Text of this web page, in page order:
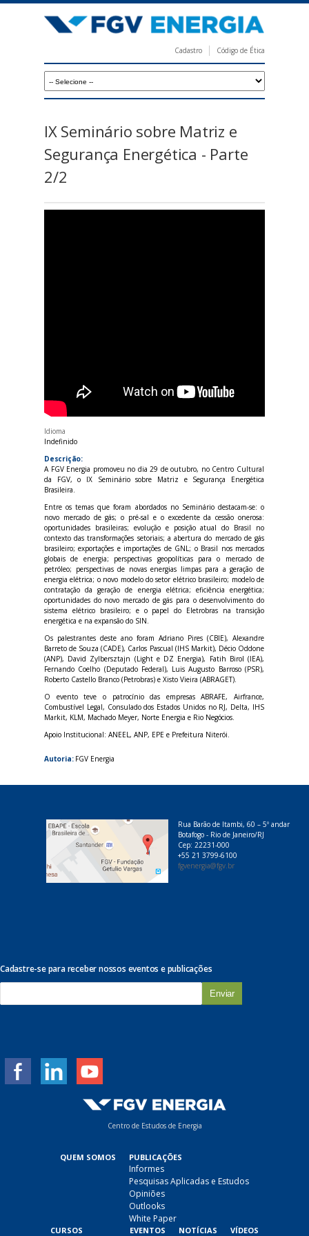
para
principal
V
e
r
g
Cadastro Código de Ética
IX Seminário sobre Matriz e
Segurança Energética - Parte
2/2
Idioma
Indefinido
Descrição:
A FGV Energia promoveu no dia 29 de outubro, no Centro Cultural
da FGV, o IX Seminário sobre Matriz e Segurança Energética
Brasileira.
Entre os temas que foram abordados no Seminário destacam-se: o
novo mercado de gás; o pré-sal e o excedente da cessão onerosa:
oportunidades brasileiras; evolução e posição atual do Brasil no
contexto das transformações setoriais; a abertura do mercado de gás
brasileiro; exportações e importações de GNL; o Brasil nos mercados
globais de energia; perspectivas geopolíticas para o mercado de
petróleo; perspectivas de novas energias limpas para a geração de
energia elétrica; o novo modelo do setor elétrico brasileiro; modelo de
contratação da geração de energia elétrica; eficiência energética;
oportunidades do novo mercado de gás para o desenvolvimento do
sistema elétrico brasileiro; e o papel do Eletrobras na transição
energética e na expansão do SIN.
Os palestrantes deste ano foram Adriano Pires (CBIE), Alexandre
Barreto de Souza (CADE), Carlos Pascual (IHS Markit), Décio Oddone
(ANP), David Zylbersztajn (Light e DZ Energia), Fatih Birol (IEA),
Fernando Coelho (Deputado Federal), Luis Augusto Barroso (PSR),
Roberto Castello Branco (Petrobras) e Xisto Vieira (ABRAGET).
O evento teve o patrocínio das empresas ABRAFE, Airfrance,
Combustível Legal, Consulado dos Estados Unidos no RJ, Delta, IHS
Markit, KLM, Machado Meyer, Norte Energia e Rio Negócios.
Apoio Institucional: ANEEL, ANP, EPE e Prefeitura Niterói.
Autoria: FGV Energia
Rua Barão de Itambi, 60 – 5º andar
Botafogo - Rio de Janeiro/RJ
Cep: 22231-000
+55 21 3799-6100
fgvenergia@fgv.br
Cadastre-se para receber nossos eventos e publicações
m
Centro de Estudos de Energia
QUEM SOMOS PUBLICAÇÕES
Informes
Pesquisas Aplicadas e Estudos
Opiniões
Outlooks
White Paper
CURSOS EVENTOS NOTÍCIAS VÍDEOS